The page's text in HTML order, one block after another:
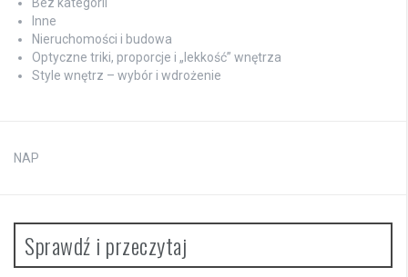
Bez kategorii
Inne
Nieruchomości i budowa
Optyczne triki, proporcje i „lekkość” wnętrza
Style wnętrz – wybór i wdrożenie
NAP
Sprawdź i przeczytaj